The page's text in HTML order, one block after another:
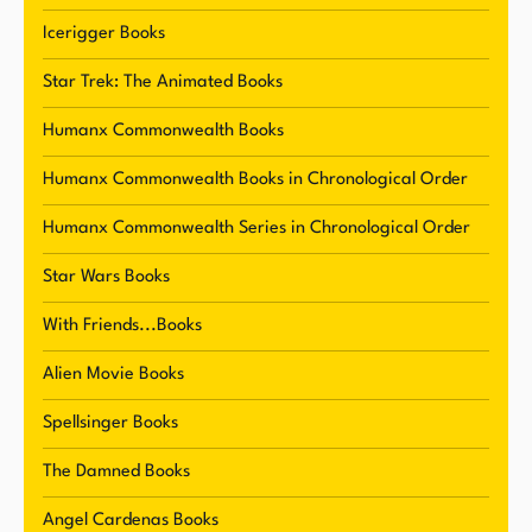
Geschichten bevölkern.
Fosters Autorenkarriere begann, als August
Derleth 1968 einen Brief kaufte, den Foster
geschrieben hatte, und ihn in seiner halbjährlich
erscheinenden Zeitschrift, The Arkham Collector,
veröffentlichte. Dies markierte den Beginn einer
erfolgreichen Schriftstellerlaufbahn, die Foster
zahlreiche Auszeichnungen eingebracht hat,
darunter den Ignotus Award in Spanien 1994, den
Stannik Award in Russland 2000 und den Grand
Master Award von der Association of Media Tie-
in Writers 2008. Seine Werke wurden in mehr als
fünfzig Sprachen übersetzt und er hat
Icerigger Books
Star Trek: The Animated Books
Humanx Commonwealth Books
Humanx Commonwealth Books in Chronological Order
Humanx Commonwealth Series in Chronological Order
Star Wars Books
With Friends...Books
Alien Movie Books
Spellsinger Books
The Damned Books
Angel Cardenas Books